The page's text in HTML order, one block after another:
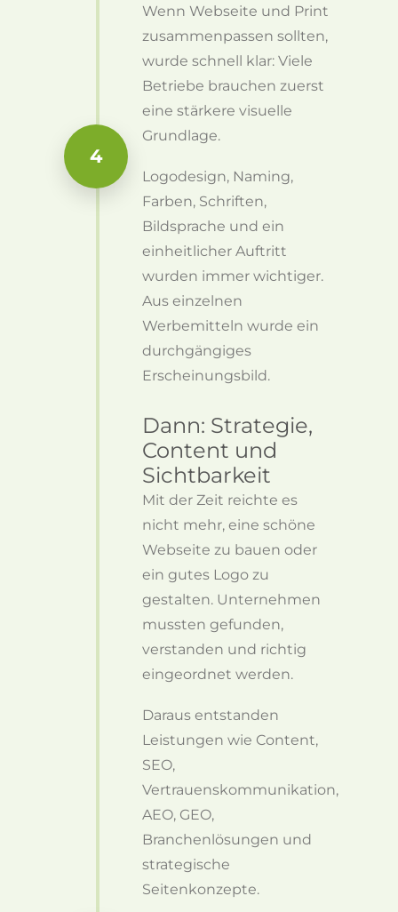
4
Wenn Webseite und Print
zusammenpassen sollten,
wurde schnell klar: Viele
Betriebe brauchen zuerst
eine stärkere visuelle
Grundlage.
Logodesign, Naming,
Farben, Schriften,
Bildsprache und ein
einheitlicher Auftritt
wurden immer wichtiger.
Aus einzelnen
Werbemitteln wurde ein
durchgängiges
Erscheinungsbild.
Dann: Strategie,
Content und
Sichtbarkeit
Mit der Zeit reichte es
nicht mehr, eine schöne
Webseite zu bauen oder
ein gutes Logo zu
gestalten. Unternehmen
mussten gefunden,
verstanden und richtig
eingeordnet werden.
Daraus entstanden
Leistungen wie Content,
SEO,
Vertrauenskommunikation,
AEO, GEO,
Branchenlösungen und
strategische
Seitenkonzepte.